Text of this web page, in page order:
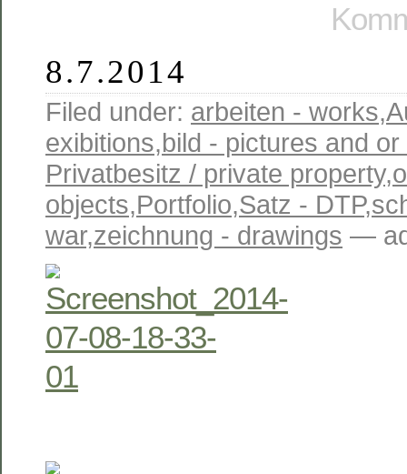
8.7.2014
Filed under: arbeiten - works,
exibitions,bild - pictures and
Privatbesitz / private property,
objects,Portfolio,Satz - DTP,
war,zeichnung - drawings —